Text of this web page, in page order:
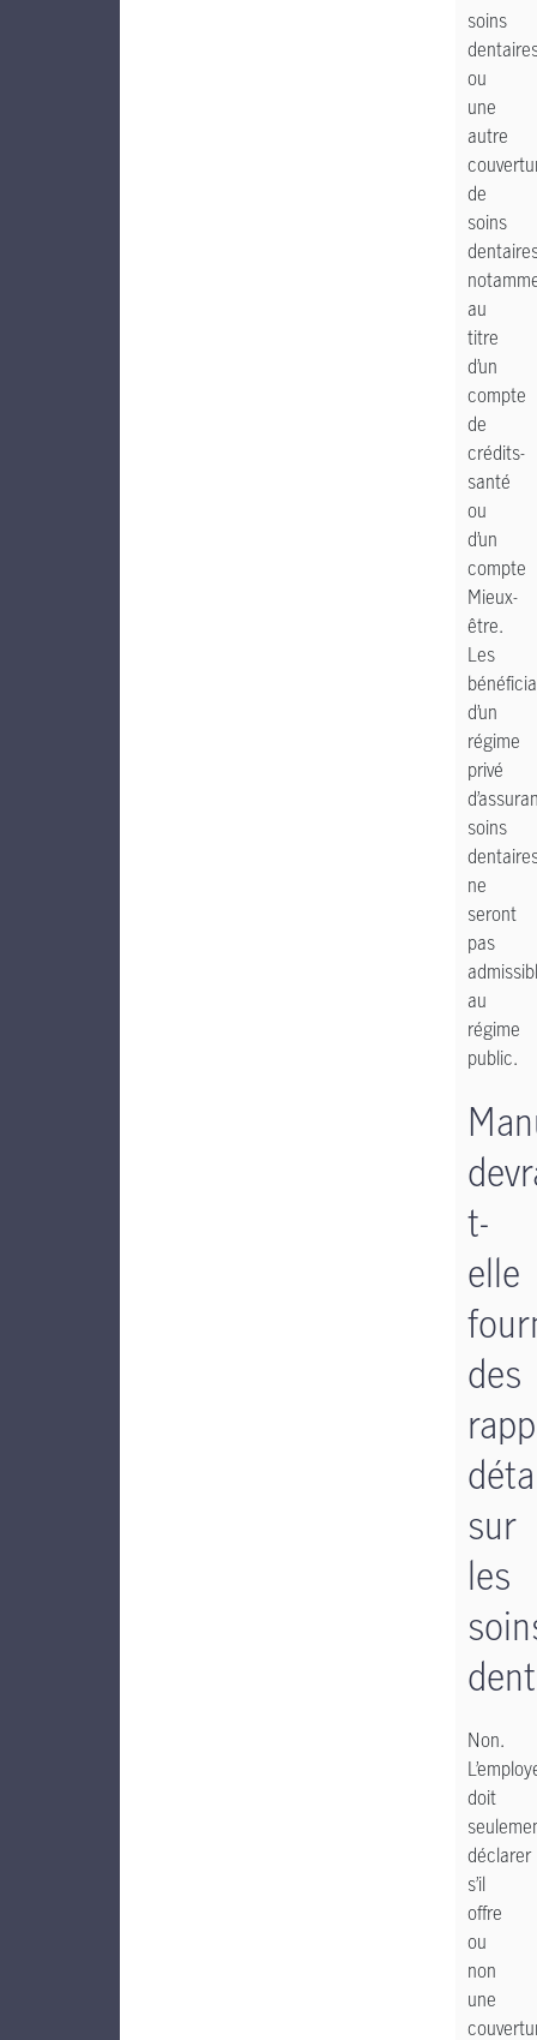
soins
ou
une
autre
de
soins
au
titre
d’un
compte
de
crédits-
santé
ou
d’un
compte
Mieux-
être.
Les
d’un
régime
privé
soins
ne
seront
pas
au
régime
public.
t-
elle
des
sur
les
Non.
doit
déclarer
s’il
offre
ou
non
une